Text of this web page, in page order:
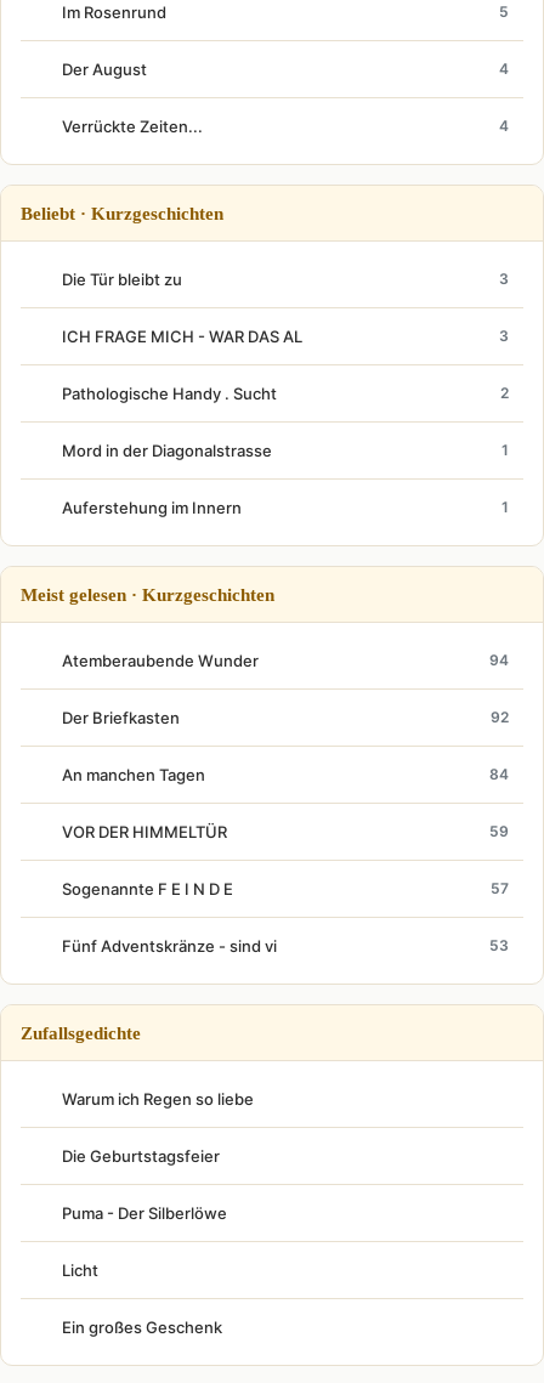
Im Rosenrund 5
Der August 4
Verrückte Zeiten... 4
Beliebt · Kurzgeschichten
Die Tür bleibt zu 3
ICH FRAGE MICH - WAR DAS AL 3
Pathologische Handy . Sucht 2
Mord in der Diagonalstrasse 1
Auferstehung im Innern 1
Meist gelesen · Kurzgeschichten
Atemberaubende Wunder 94
Der Briefkasten 92
An manchen Tagen 84
VOR DER HIMMELTÜR 59
Sogenannte F E I N D E 57
Fünf Adventskränze - sind vi 53
Zufallsgedichte
Warum ich Regen so liebe
Die Geburtstagsfeier
Puma - Der Silberlöwe
Licht
Ein großes Geschenk